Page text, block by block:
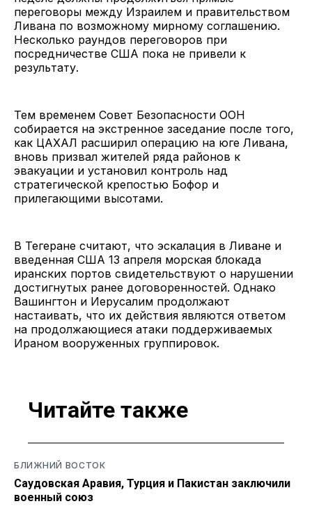
переговоры между Израилем и правительством
Ливана по возможному мирному соглашению.
Несколько раундов переговоров при
посредничестве США пока не привели к
результату.
Тем временем Совет Безопасности ООН
собирается на экстренное заседание после того,
как ЦАХАЛ расширил операцию на юге Ливана,
вновь призвал жителей ряда районов к
эвакуации и установил контроль над
стратегической крепостью Бофор и
прилегающими высотами.
В Тегеране считают, что эскалация в Ливане и
введенная США 13 апреля морская блокада
иранских портов свидетельствуют о нарушении
достигнутых ранее договоренностей. Однако
Вашингтон и Иерусалим продолжают
настаивать, что их действия являются ответом
на продолжающиеся атаки поддерживаемых
Ираном вооруженных группировок.
Читайте также
БЛИЖНИЙ ВОСТОК
Саудовская Аравия, Турция и Пакистан заключили
военный союз